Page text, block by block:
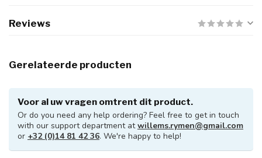
Reviews
Gerelateerde producten
Voor al uw vragen omtrent dit product.
Or do you need any help ordering? Feel free to get in touch
with our support department atwillems.rymen@gmail.com
or +32 (0)14 81 42 36. We're happy to help!